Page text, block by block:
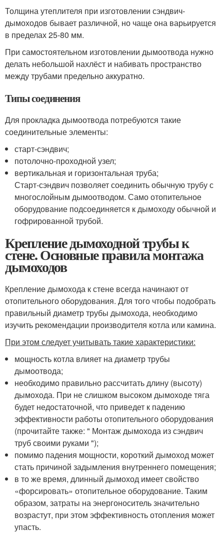
Толщина утеплителя при изготовлении сэндвич-
дымоходов бывает различной, но чаще она варьируется
в пределах 25-80 мм.
При самостоятельном изготовлении дымоотвода нужно
делать небольшой нахлёст и набивать пространство
между трубами предельно аккуратно.
Типы соединения
Для прокладка дымоотвода потребуются такие
соединительные элементы:
старт-сэндвич;
потолочно-проходной узел;
вертикальная и горизонтальная труба;
Старт-сэндвич позволяет соединить обычную трубу с
многослойным дымоотводом. Само отопительное
оборудование подсоединяется к дымоходу обычной и
гофрированной трубой.
Крепление дымоходной трубы к
стене. Основные правила монтажа
дымоходов
Крепление дымохода к стене всегда начинают от
отопительного оборудования. Для того чтобы подобрать
правильный диаметр трубы дымохода, необходимо
изучить рекомендации производителя котла или камина.
При этом следует учитывать такие характеристики:
мощность котла влияет на диаметр трубы
дымоотвода;
необходимо правильно рассчитать длину (высоту)
дымохода. При не слишком высоком дымоходе тяга
будет недостаточной, что приведет к падению
эффективности работы отопительного оборудования
(прочитайте также: " Монтаж дымохода из сэндвич
труб своими руками ");
помимо падения мощности, короткий дымоход может
стать причиной задымления внутреннего помещения;
в то же время, длинный дымоход имеет свойство
«форсировать» отопительное оборудование. Таким
образом, затраты на энергоноситель значительно
возрастут, при этом эффективность отопления может
упасть.